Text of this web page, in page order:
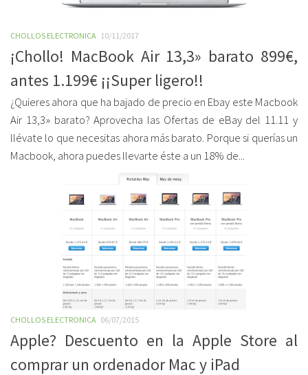
CHOLLOS ELECTRONICA 10/11/2017
¡Chollo! MacBook Air 13,3» barato 899€,
antes 1.199€ ¡¡Super ligero!!
¿Quieres ahora que ha bajado de precio en Ebay este Macbook
Air 13,3» barato? Aprovecha las Ofertas de eBay del 11.11 y
llévate lo que necesitas ahora más barato. Porque si querías un
Macbook, ahora puedes llevarte éste a un 18% de...
CHOLLOS ELECTRONICA 06/07/2015
Apple? Descuento en la Apple Store al
comprar un ordenador Mac y iPad